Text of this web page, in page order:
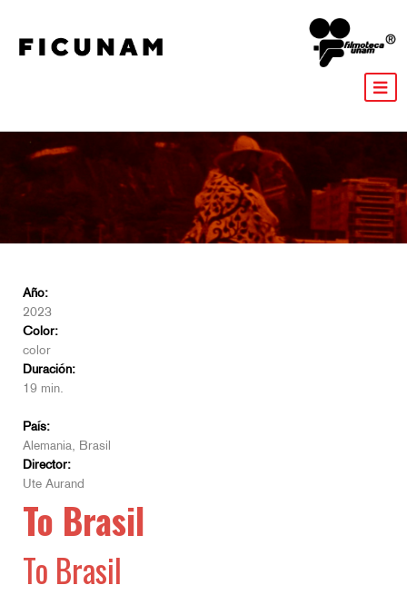
Año:
2023
Color:
color
Duración:
19 min.
País:
Alemania, Brasil
Director:
Ute Aurand
To Brasil
To Brasil